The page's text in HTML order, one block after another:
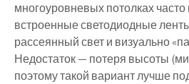
многоуровневых потолках часто
встроенные светодиодные
рассеянный свет и визуально
Недостаток — потеря высоты
поэтому такой вариант лучше